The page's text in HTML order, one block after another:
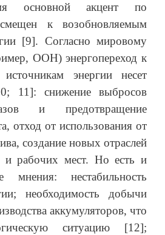
основной акцент по
смещен к возобновляемым
[9]. Согласно мировому
ООН) энергопереход к
энергии несет
11]: снижение выбросов
и предотвращение
отход от использования от
создание новых отраслей
и рабочих мест. Но есть и
мнения: нестабильность
необходимость добычи
аккумуляторов, что
ситуацию [12];